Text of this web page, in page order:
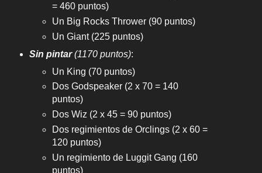
= 460 puntos)
Un Big Rocks Thrower (90 puntos)
Un Giant (225 puntos)
Sin pintar(1170 puntos):
Un King (70 puntos)
Dos Godspeaker (2 x 70 = 140
puntos)
Dos Wiz (2 x 45 = 90 puntos)
Dos regimientos de Orclings (2 x 60 =
120 puntos)
Un regimiento de Luggit Gang (160
puntos)